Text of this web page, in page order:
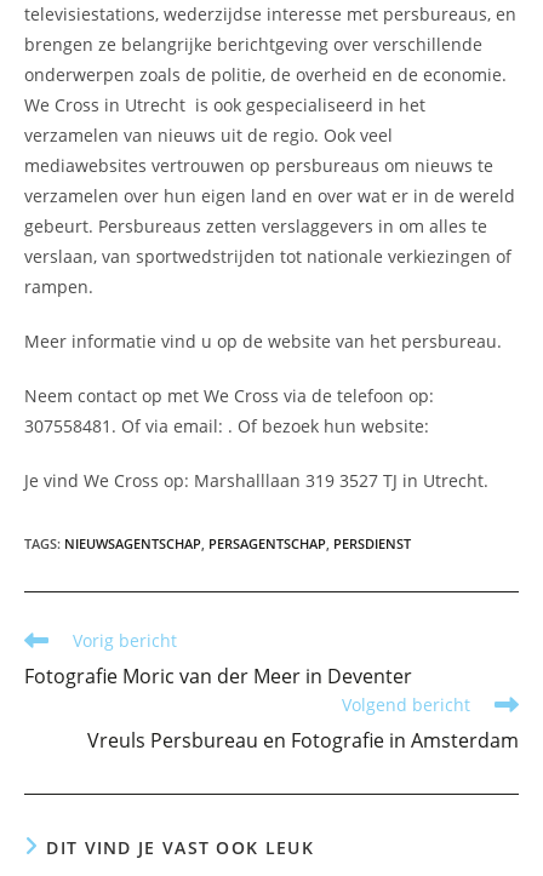
televisiestations, wederzijdse interesse met persbureaus, en
brengen ze belangrijke berichtgeving over verschillende
onderwerpen zoals de politie, de overheid en de economie.
We Cross in Utrecht is ook gespecialiseerd in het
verzamelen van nieuws uit de regio. Ook veel
mediawebsites vertrouwen op persbureaus om nieuws te
verzamelen over hun eigen land en over wat er in de wereld
gebeurt. Persbureaus zetten verslaggevers in om alles te
verslaan, van sportwedstrijden tot nationale verkiezingen of
rampen.
Meer informatie vind u op de website van het persbureau.
Neem contact op met We Cross via de telefoon op:
307558481. Of via email: . Of bezoek hun website:
Je vind We Cross op: Marshalllaan 319 3527 TJ in Utrecht.
TAGS: NIEUWSAGENTSCHAP PERSAGENTSCHAP PERSDIENST
Lees
artikelen
Vorig bericht
Fotografie Moric van der Meer in Deventer
Volgend bericht
Vreuls Persbureau en Fotografie in Amsterdam
DIT VIND JE VAST OOK LEUK